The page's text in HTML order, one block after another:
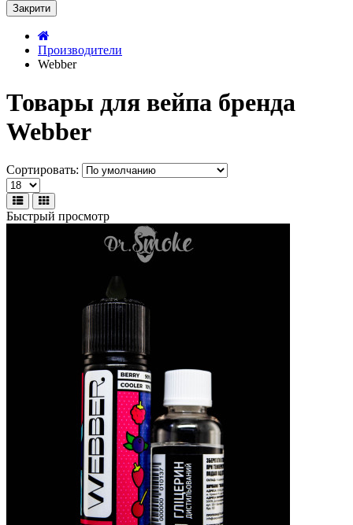
Закрити
Производители
Webber
Товары для вейпа бренда
Webber
Сортировать:
Быстрый просмотр